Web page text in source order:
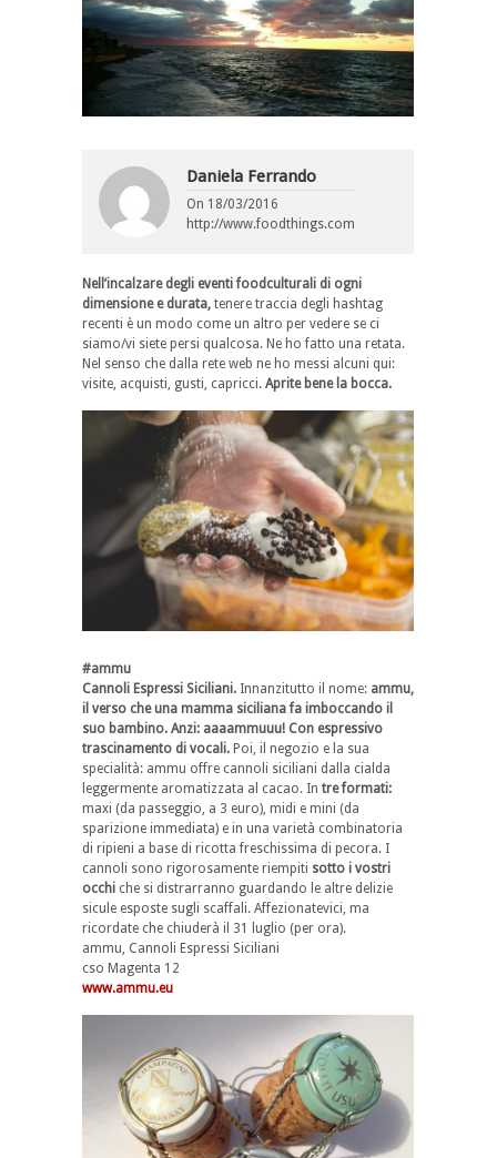
Daniela Ferrando
On 18/03/2016
http://www.foodthings.com
Nell’incalzare degli eventi foodculturali di ogni
dimensione e durata, tenere traccia degli hashtag
recenti è un modo come un altro per vedere se ci
siamo/vi siete persi qualcosa. Ne ho fatto una retata.
Nel senso che dalla rete web ne ho messi alcuni qui:
visite, acquisti, gusti, capricci. Aprite bene la bocca.
#ammu
Cannoli Espressi Siciliani. Innanzitutto il nome: ammu,
il verso che una mamma siciliana fa imboccando il
suo bambino. Anzi: aaaammuuu! Con espressivo
trascinamento di vocali. Poi, il negozio e la sua
specialità: ammu offre cannoli siciliani dalla cialda
leggermente aromatizzata al cacao. In tre formati:
maxi (da passeggio, a 3 euro), midi e mini (da
sparizione immediata) e in una varietà combinatoria
di ripieni a base di ricotta freschissima di pecora. I
cannoli sono rigorosamente riempiti sotto i vostri
occhi che si distrarranno guardando le altre delizie
sicule esposte sugli scaffali. Affezionatevici, ma
ricordate che chiuderà il 31 luglio (per ora).
ammu, Cannoli Espressi Siciliani
cso Magenta 12
www.ammu.eu